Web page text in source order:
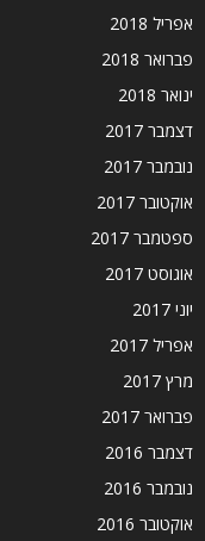
אפריל 2018
פברואר 2018
ינואר 2018
דצמבר 2017
נובמבר 2017
אוקטובר 2017
ספטמבר 2017
אוגוסט 2017
יוני 2017
אפריל 2017
מרץ 2017
פברואר 2017
דצמבר 2016
נובמבר 2016
אוקטובר 2016